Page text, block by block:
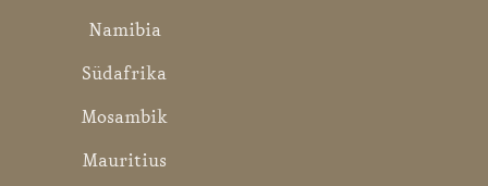
Namibia
Südafrika
Mosambik
Mauritius